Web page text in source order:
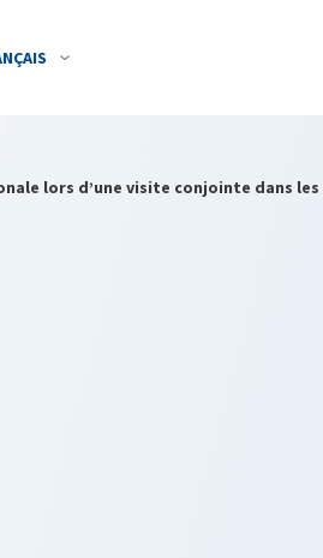
lors d’une visite conjointe dans